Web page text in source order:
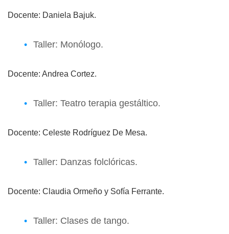
Docente: Daniela Bajuk.
Taller: Monólogo.
Docente: Andrea Cortez.
Taller: Teatro terapia gestáltico.
Docente: Celeste Rodríguez De Mesa.
Taller: Danzas folclóricas.
Docente: Claudia Ormeño y Sofía Ferrante.
Taller: Clases de tango.